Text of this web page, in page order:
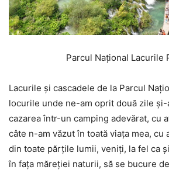
Parcul Național Lacurile
Lacurile și cascadele de la Parcul
locurile unde ne-am oprit două zile
cazarea într-un camping adevărat, cu
câte n-am văzut în toată viața mea, cu
din toate părțile lumii, veniți, la fel ca
în fața măreției naturii, să se bucure